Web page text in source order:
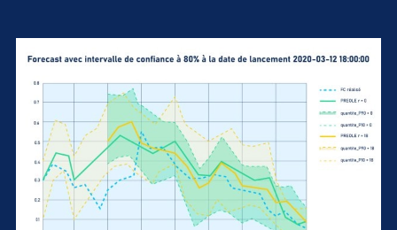
Agrandir